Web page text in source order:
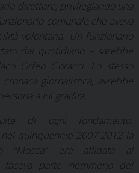
direttore, privilegiando una
comunale che aveva
volontaria. Un funzionario
dal quotidiano – sarebbe
Orfeo Goracci. Lo stesso
giornalistica, avrebbe
a lui gradita.
di ogni fondamento.
quinquennio 2007-2012 la
“Mosca” era affidata al
parte nemmeno del